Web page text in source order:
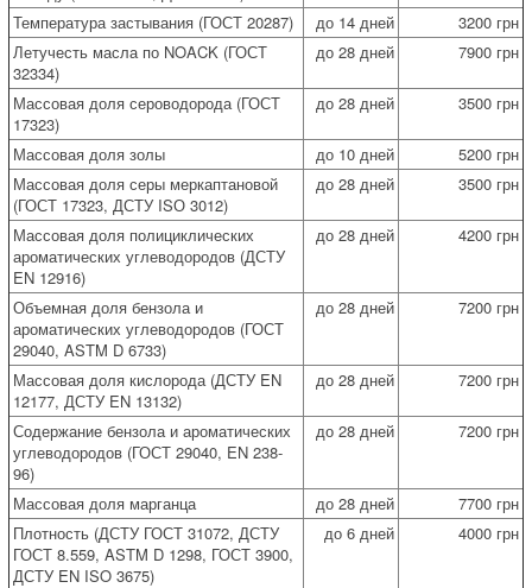
Температура застывания (ГОСТ 20287)
до 14 дней
3200 грн
Летучесть масла по NOACK (ГОСТ
32334)
до 28 дней 7900 грн
Массовая доля сероводорода (ГОСТ
17323)
до 28 дней 3500 грн
Массовая доля золы до 10 дней
5200 грн
Массовая доля серы меркаптановой
(ГОСТ 17323, ДСТУ ISО 3012)
до 28 дней 3500 грн
Массовая доля полициклических
ароматических углеводородов (ДСТУ
EN 12916)
до 28 дней 4200 грн
Объемная доля бензола и
ароматических углеводородов (ГОСТ
29040, ASTM D 6733)
до 28 дней 7200 грн
Массовая доля кислорода (ДСТУ EN
12177, ДСТУ EN 13132)
до 28 дней 7200 грн
Содержание бензола и ароматических
углеводородов (ГОСТ 29040, EN 238-
96)
до 28 дней 7200 грн
Массовая доля марганца до 28 дней
7700 грн
Плотность (ДСТУ ГОСТ 31072, ДСТУ
ГОСТ 8.559, ASTM D 1298, ГОСТ 3900,
ДСТУ EN ISO 3675)
до 6 дней 4000 грн